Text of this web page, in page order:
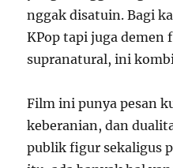
nggak disatuin. Bagi
KPop tapi juga demen
supranatural, ini
Film ini punya pesan
keberanian, dan
publik figur sekaligus